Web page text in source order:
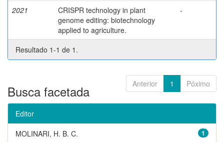
2021
CRISPR technology in plant
genome editing: biotechnology
applied to agriculture.
-
Resultado 1-1 de 1.
Anterior 1 Póximo
Busca facetada
Editor
1
MOLINARI, H. B. C.